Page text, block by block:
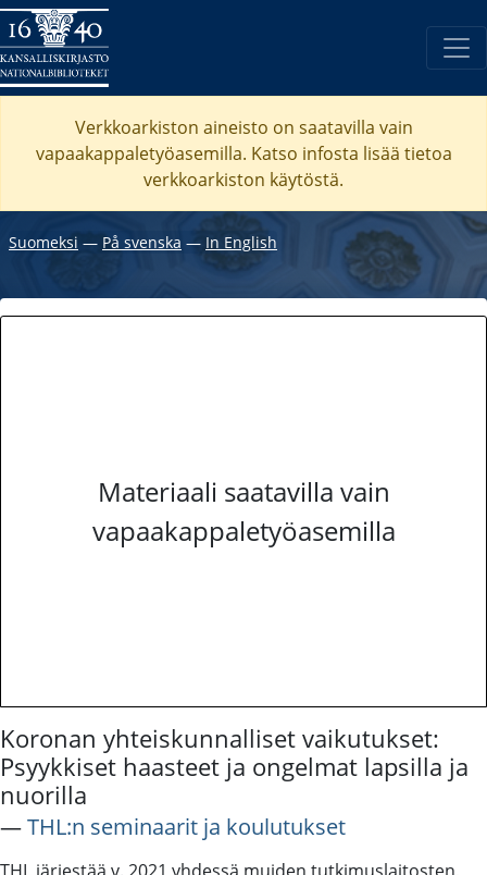
Verkkoarkiston aineisto on saatavilla vain
vapaakappaletyöasemilla. Katso infosta lisää tietoa
verkkoarkiston käytöstä.
Suomeksi ― På svenska ― In English
Materiaali saatavilla vain
vapaakappaletyöasemilla
Koronan yhteiskunnalliset vaikutukset:
Psyykkiset haasteet ja ongelmat lapsilla ja
nuorilla
―THL:n seminaarit ja koulutukset